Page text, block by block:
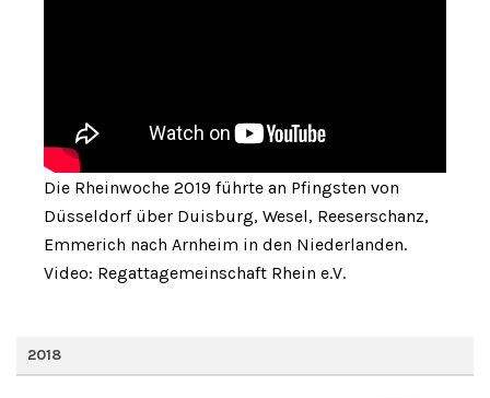
Die Rheinwoche 2019 führte an Pfingsten von
Düsseldorf über Duisburg, Wesel, Reeserschanz,
Emmerich nach Arnheim in den Niederlanden.
Video: Regattagemeinschaft Rhein e.V.
2018